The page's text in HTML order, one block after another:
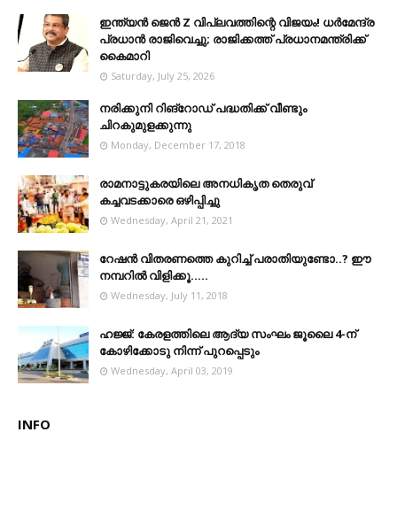
ഇന്ത്യൻ ജെൻ Z വിപ്ലവത്തിന്റെ വിജയം! ധർമേന്ദ്ര
പ്രധാൻ രാജിവെച്ചു; രാജിക്കത്ത് പ്രധാനമന്ത്രിക്ക്
കൈമാറി
Saturday, July 25, 2026
നരിക്കുനി റിങ്റോഡ് പദ്ധതിക്ക് വീണ്ടും
ചിറകുമുളക്കുന്നു
Monday, December 17, 2018
രാമനാട്ടുകരയിലെ അനധികൃത തെരുവ്
കച്ചവടക്കാരെ ഒഴിപ്പിച്ചു
Wednesday, April 21, 2021
റേഷൻ വിതരണത്തെ കുറിച്ച് പരാതിയുണ്ടോ..? ഈ
നമ്പറില്‍ വിളിക്കൂ.....
Wednesday, July 11, 2018
ഹജ്ജ്: കേരളത്തിലെ ആദ്യ സംഘം ജൂലൈ 4-ന്
കോഴിക്കോടു നിന്ന് പുറപ്പെടും
Wednesday, April 03, 2019
INFO